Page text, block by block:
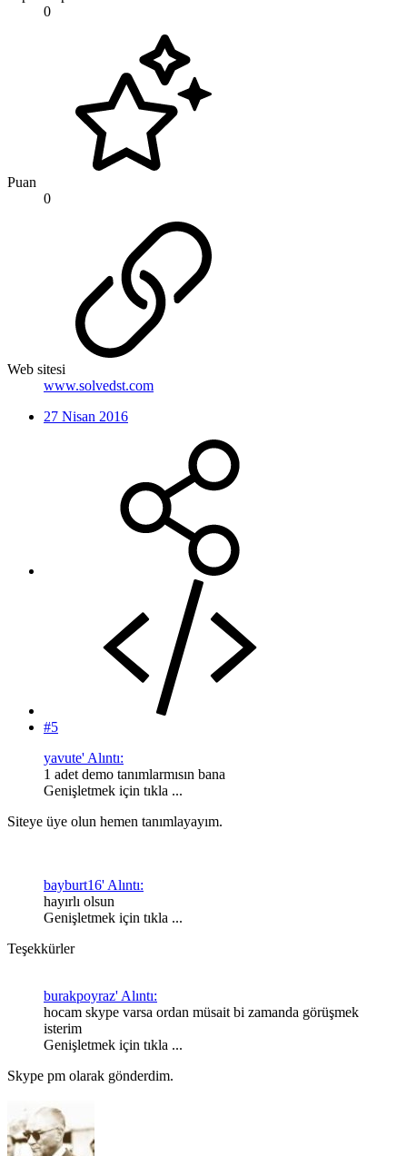
0
Puan
0
Web sitesi
www.solvedst.com
27 Nisan 2016
#5
yavute' Alıntı:
1 adet demo tanımlarmısın bana
Genişletmek için tıkla ...
Siteye üye olun hemen tanımlayayım.
bayburt16' Alıntı:
hayırlı olsun
Genişletmek için tıkla ...
Teşekkürler
burakpoyraz' Alıntı:
hocam skype varsa ordan müsait bi zamanda görüşmek
isterim
Genişletmek için tıkla ...
Skype pm olarak gönderdim.